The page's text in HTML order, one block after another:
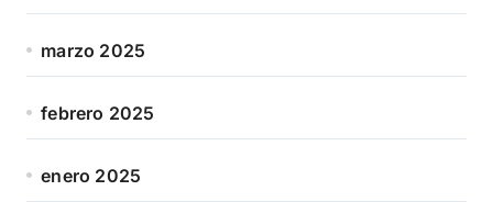
marzo 2025
febrero 2025
enero 2025